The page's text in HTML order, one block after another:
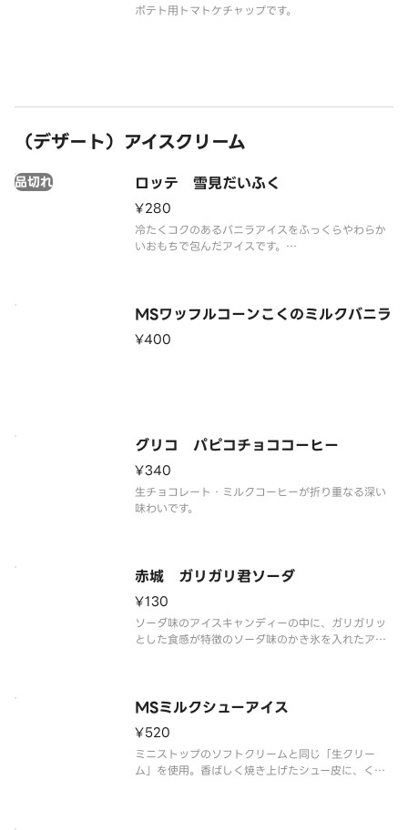
ポテト用トマトケチャップです。
（デザート）アイスクリーム
ロッテ 雪見だいふく
品切れ
¥280
冷たくコクのあるバニラアイスをふっくらやわらか
いおもちで包んだアイスです。
MSワッフルコーンこくのミルクバニラ
¥400
グリコ パピコチョココーヒー
¥340
生チョコレート・ミルクコーヒーが折り重なる深い
味わいです。
赤城 ガリガリ君ソーダ
¥130
ソーダ味のアイスキャンディーの中に、ガリガリッ
とした食感が特徴のソーダ味のかき氷を入れたアイ
い。
MSミルクシューアイス
¥520
ミニストップのソフトクリームと同じ「生クリー
ム」を使用。香ばしく焼き上げたシュー皮に、くち